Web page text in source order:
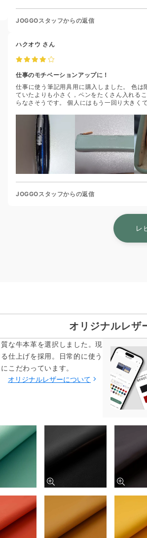
JOGGOスタッフからの返信
ハクオウ さん
仕事のモチベーションアップに！
仕事に使う筆記用具用に購入しました。 色
ていたよりも小さく，ペンをたくさん入れる
らなさそうです。 個人にはもう一回り大きく
JOGGOスタッフからの返信
レ
オリジナルレザ
な牛本革を選択しました。現
仕上げを採用。日常的に使う
こだわっています。
オリジナルレザーについて